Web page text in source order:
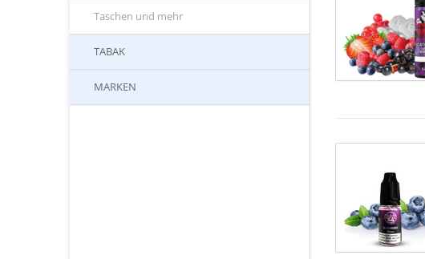
Taschen und mehr
TABAK
MARKEN